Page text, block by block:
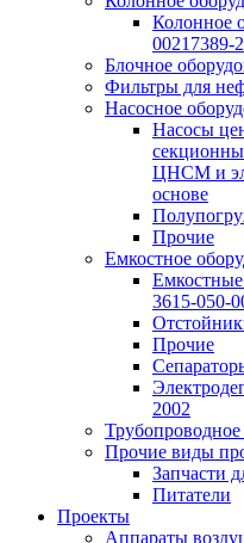
Колонное
00217389-
Блочное
Фильтры для
Насосное
Насосы
ЦНСМ и
основе
Прочие
Емкостное
3615-050-
Прочие
2002
Прочие виды
Запчасти
Питатели
Проекты
Аппараты